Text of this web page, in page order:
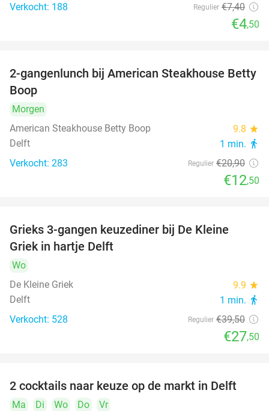
Verkocht: 188 Regulier €7,40
€4,50
40%
2-gangenlunch bij American Steakhouse Betty
Boop
Morgen
American Steakhouse Betty Boop
9.8 star
Delft 1 min. directions_walk
Verkocht: 283 Regulier €20,90
€12,50
Grieks 3-gangen keuzediner bij De Kleine
Griek in hartje Delft
Wo
De Kleine Griek
9.9 star
Delft 1 min. directions_walk
Verkocht: 528 Regulier €39,50
€27,50
50%
2 cocktails naar keuze op de markt in Delft
Ma Di Wo Do
Vr